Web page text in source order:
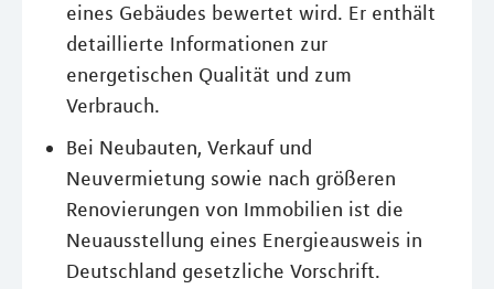
eines Gebäudes bewertet wird. Er enthält
detaillierte Informationen zur
energetischen Qualität und zum
Verbrauch.
Bei Neubauten, Verkauf und
Neuvermietung sowie nach größeren
Renovierungen von Immobilien ist die
Neuausstellung eines Energieausweis in
Deutschland gesetzliche Vorschrift.